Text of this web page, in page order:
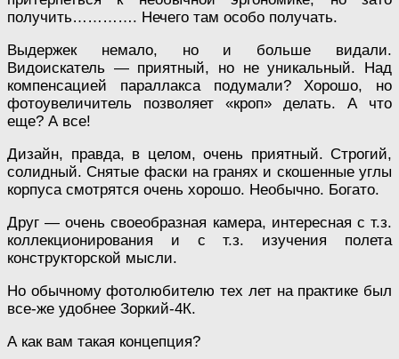
получить…………. Нечего там особо получать.
Выдержек немало, но и больше видали.
Видоискатель — приятный, но не уникальный. Над
компенсацией параллакса подумали? Хорошо, но
фотоувеличитель позволяет «кроп» делать. А что
еще? А все!
Дизайн, правда, в целом, очень приятный. Строгий,
солидный. Снятые фаски на гранях и скошенные углы
корпуса смотрятся очень хорошо. Необычно. Богато.
Друг — очень своеобразная камера, интересная с т.з.
коллекционирования и с т.з. изучения полета
конструкторской мысли.
Но обычному фотолюбителю тех лет на практике был
все-же удобнее Зоркий-4К.
А как вам такая концепция?